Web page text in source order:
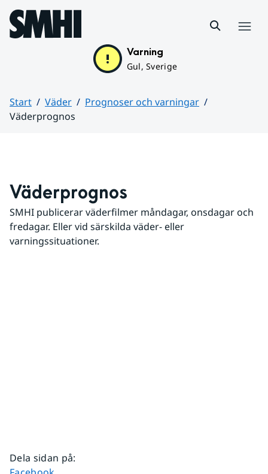
Hoppa till sidans innehåll
Varning
Gul, Sverige
Start Väder
Prognoser och varningar
Väderprognos
Väderprognos
SMHI publicerar väderfilmer måndagar, onsdagar och
fredagar. Eller vid särskilda väder- eller
varningssituationer.
Dela sidan på: